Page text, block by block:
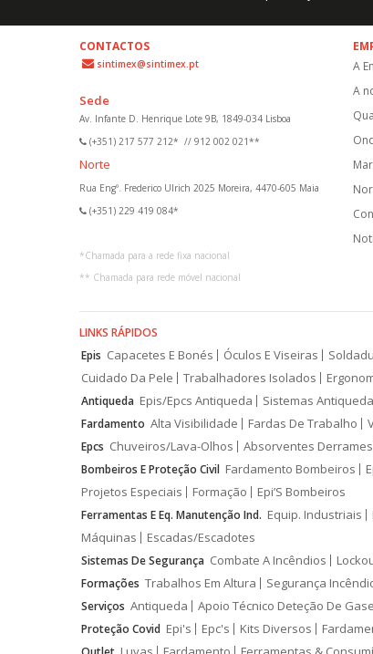
CONTACTOS
sintimex@sintimex.pt
Sede
Av. Infante D. Henrique Lote 9B, 1849-034 Lisboa
(+351) 217 577 212* // 912 002 021**
Norte
Rua Engº. Frederico Ulrich 2025 Moreira, 4470-605 Maia
(+351) 229 419 084*
*Chamada para a rede fixa nacional
** Chamada para rede móvel nacional
A
A
LINKS RÁPIDOS
Epis Capacetes E Bonés Óculos E Viseiras
Cuidado Da Pele
Trabalhadores Isolados
Antiqueda Epis/Epcs Antiqueda Sistemas Antiqueda
Fardamento Alta Visibilidade Fardas De Trabalho
Epcs Chuveiros/Lava-Olhos Absorventes Derrames
Bombeiros E Proteção Civil Fardamento Bombeiros
Projetos Especiais
Formação Epi’S Bombeiros
Ferramentas E Eq. Manutenção Ind. Equip. Industriais
Máquinas
Escadas/Escadotes
Sistemas De Segurança Combate A Incêndios
Formações Trabalhos Em Altura Segurança
Serviços Antiqueda Apoio Técnico Deteção De
Proteção Covid Epi's Epc's Kits Diversos